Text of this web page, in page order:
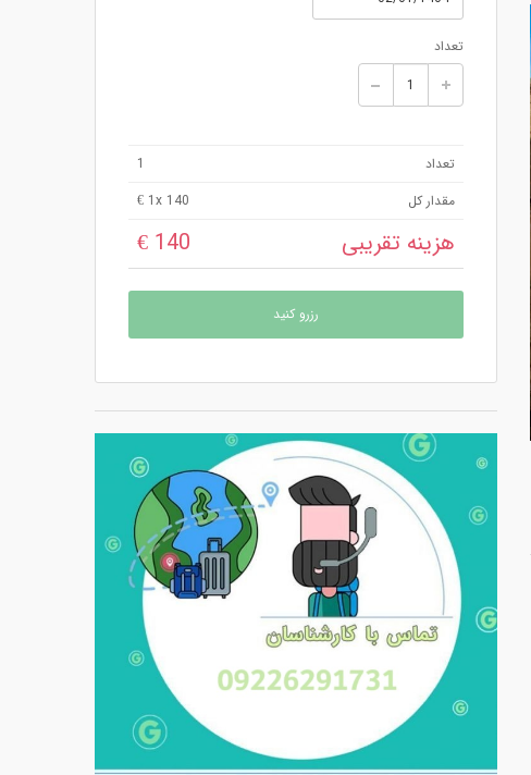
تعداد
تعداد
1
مقدار کل
1x 140 €
هزینه تقریبی 140 €
رزرو کنید